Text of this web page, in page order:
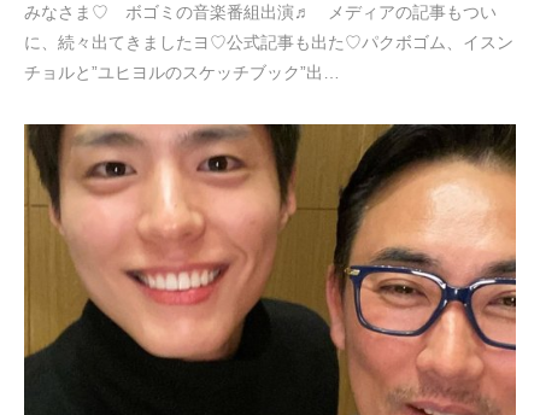
みなさま♡ ボゴミの音楽番組出演♬ メディアの記事もつい
に、続々出てきましたヨ♡公式記事も出た♡パクボゴム、イスン
チョルと”ユヒヨルのスケッチブック”出…